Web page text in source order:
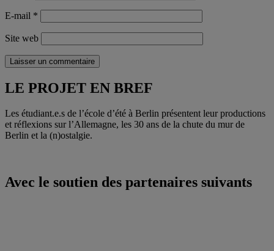
E-mail *
Site web
Laisser un commentaire
LE PROJET EN BREF
Les étudiant.e.s de l’école d’été à Berlin présentent leur productions
et réflexions sur l’Allemagne, les 30 ans de la chute du mur de
Berlin et la (n)ostalgie.
Avec le soutien des partenaires suivants